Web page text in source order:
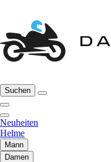
Suchen
Neuheiten
Helme
Mann
Damen